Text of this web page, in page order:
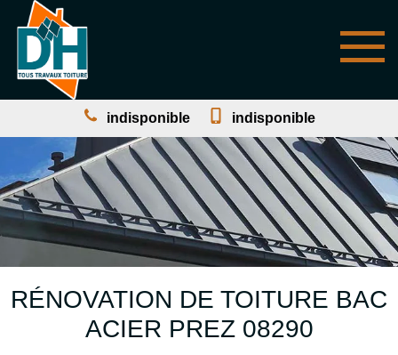
indisponible indisponible
RÉNOVATION DE TOITURE BAC
ACIER PREZ 08290